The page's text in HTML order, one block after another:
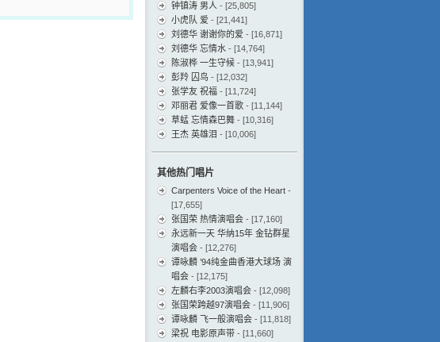
钟镇涛 男人 - [25,805]
小虎队 爱 - [21,441]
刘德华 谢谢你的爱 - [16,871]
刘德华 忘情水 - [14,764]
陈淑桦 一生守候 - [13,941]
彭羚 囚鸟 - [12,032]
张学友 祝福 - [11,724]
邓丽君 爱像一首歌 - [11,144]
草蜢 忘情森巴舞 - [10,316]
王杰 英雄泪 - [10,006]
其他热门唱片
Carpenters Voice of the Heart -
[17,655]
张国荣 热情演唱会 - [17,160]
永远新一天 华纳15年 金钻群星
演唱会 - [12,276]
谭咏麟 ’94纯金曲香港大球场 演
唱会 - [12,175]
左麟右李2003演唱会 - [12,098]
张国荣跨越97演唱会 - [11,906]
谭咏麟 飞一般演唱会 - [11,818]
梁祝 电影原声带 - [11,660]